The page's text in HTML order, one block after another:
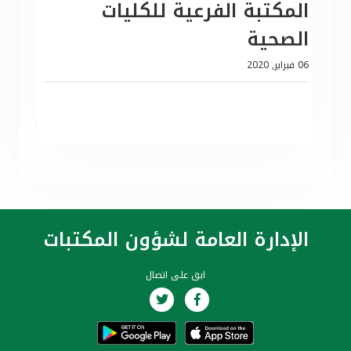
المكتبة الفرعية للكليات
الصحية
06 فبراير, 2020
الإدارة العامة لشؤون المكتبات
ابق على اتصال